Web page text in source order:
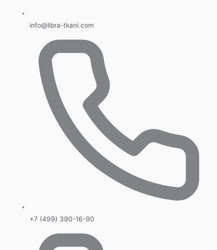
info@libra-tkani.com
+7 (499) 390-16-90